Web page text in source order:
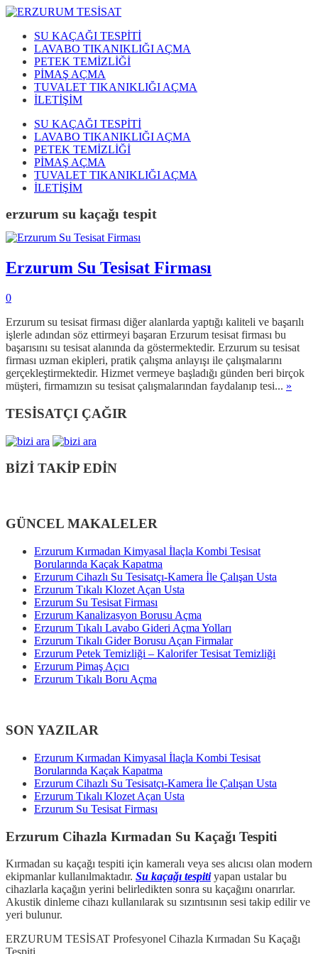
SU KAÇAĞI TESPİTİ
LAVABO TIKANIKLIĞI AÇMA
PETEK TEMİZLİĞİ
PİMAŞ AÇMA
TUVALET TIKANIKLIĞI AÇMA
İLETİŞİM
SU KAÇAĞI TESPİTİ
LAVABO TIKANIKLIĞI AÇMA
PETEK TEMİZLİĞİ
PİMAŞ AÇMA
TUVALET TIKANIKLIĞI AÇMA
İLETİŞİM
erzurum su kaçağı tespit
Erzurum Su Tesisat Firması
0
Erzurum su tesisat firması diğer alanlarda yaptığı kaliteli ve başarılı
işlerle adından söz ettirmeyi başaran Erzurum tesisat firması bu
başarısını su tesisat alanında da göstermektedir. Erzurum su tesisat
firması uzman ekipleri, pratik çalışma anlayışı ile çalışmalarını
gerçekleştirmektedir. Hizmet vermeye başladığı günden beri birçok
müşteri, firmamızın su tesisat çalışmalarından faydalanıp tesi... »
TESİSATÇI ÇAĞIR
BİZİ TAKİP EDİN
GÜNCEL MAKALELER
Erzurum Kırmadan Kimyasal İlaçla Kombi Tesisat
Borularında Kaçak Kapatma
Erzurum Cihazlı Su Tesisatçı-Kamera İle Çalışan Usta
Erzurum Tıkalı Klozet Açan Usta
Erzurum Su Tesisat Firması
Erzurum Kanalizasyon Borusu Açma
Erzurum Tıkalı Lavabo Gideri Açma Yolları
Erzurum Tıkalı Gider Borusu Açan Firmalar
Erzurum Petek Temizliği – Kalorifer Tesisat Temizliği
Erzurum Pimaş Açıcı
Erzurum Tıkalı Boru Açma
SON YAZILAR
Erzurum Kırmadan Kimyasal İlaçla Kombi Tesisat
Borularında Kaçak Kapatma
Erzurum Cihazlı Su Tesisatçı-Kamera İle Çalışan Usta
Erzurum Tıkalı Klozet Açan Usta
Erzurum Su Tesisat Firması
Erzurum Cihazla Kırmadan Su Kaçağı Tespiti
Kırmadan su kaçağı tespiti için kameralı veya ses alıcısı olan modern
ekipmanlar kullanılmaktadır. Su kaçağı tespitiyapan ustalar bu
cihazlarla kaçağın yerini belirledikten sonra su kaçağını onarırlar.
Akustik dinleme cihazı kullanılarak su sızıntısının sesi takip edilir ve
yeri bulunur.
ERZURUM TESİSAT Profesyonel Cihazla Kırmadan Su Kaçağı